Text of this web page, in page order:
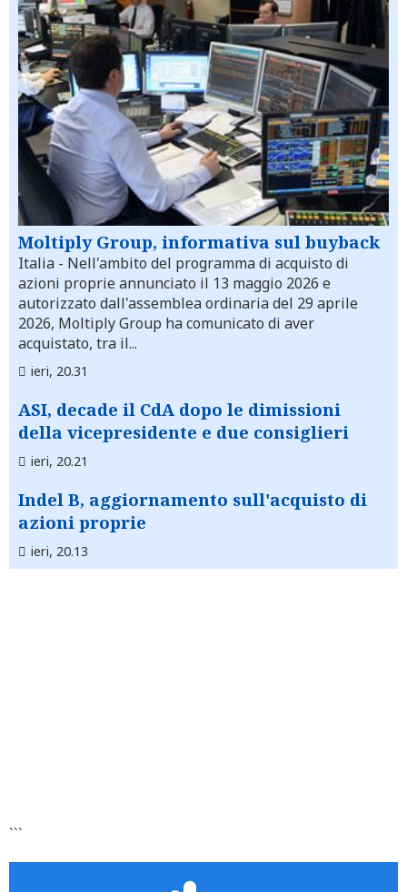
Moltiply Group, informativa sul buyback
Italia - Nell'ambito del programma di acquisto di
azioni proprie annunciato il 13 maggio 2026 e
autorizzato dall'assemblea ordinaria del 29 aprile
2026, Moltiply Group ha comunicato di aver
acquistato, tra il...
ieri, 20.31
ASI, decade il CdA dopo le dimissioni
della vicepresidente e due consiglieri
ieri, 20.21
Indel B, aggiornamento sull'acquisto di
azioni proprie
ieri, 20.13
```